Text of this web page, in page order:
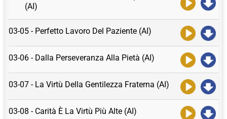
(AI)
03-05 - Perfetto Lavoro Del Paziente (AI)
03-06 - Dalla Perseveranza Alla Pietà (AI)
03-07 - La Virtù Della Gentilezza Fraterna (AI)
03-08 - Carità È La Virtù Più Alte (AI)